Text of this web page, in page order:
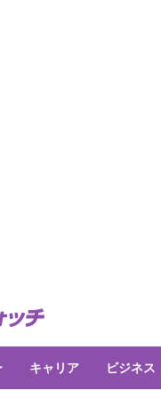
キャリア ビジネス